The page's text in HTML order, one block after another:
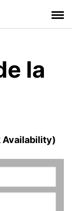
la
Availability)